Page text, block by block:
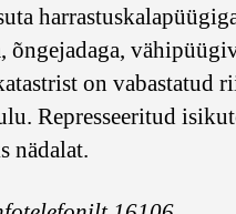
on
Represseeritud
nädalat.